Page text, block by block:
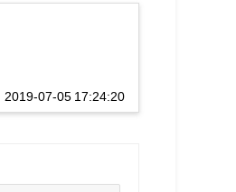
2019-07-05 17:24:20